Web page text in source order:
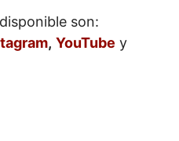
son:
, YouTube y